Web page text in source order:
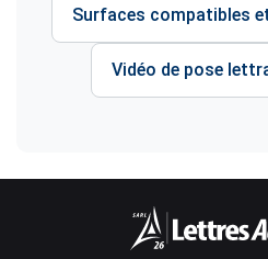
Surfaces compatibles
Vidéo de pose